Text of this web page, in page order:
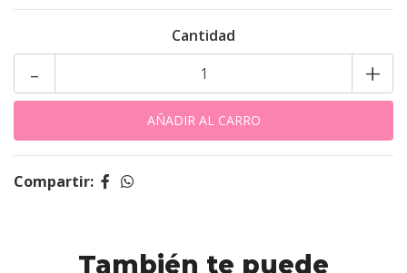
Cantidad
+
-
Compartir:
También te puede